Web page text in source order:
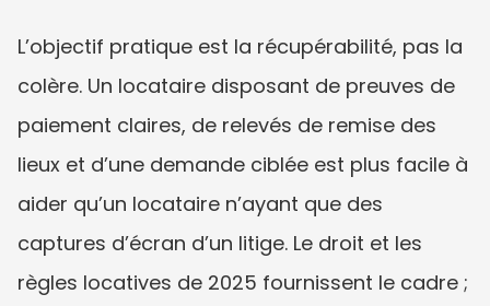
L’objectif pratique est la récupérabilité, pas la
colère. Un locataire disposant de preuves de
paiement claires, de relevés de remise des
lieux et d’une demande ciblée est plus facile à
aider qu’un locataire n’ayant que des
captures d’écran d’un litige. Le droit et les
règles locatives de 2025 fournissent le cadre ;